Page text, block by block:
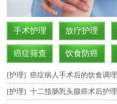
手术护理 放疗护理
癌症筛查 饮食防癌
[护理] 癌症病人手术后的饮食调理
[护理] 十二指肠乳头腺癌术后护理